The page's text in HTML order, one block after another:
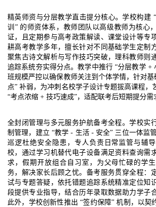
精英师资与分层教学直击提分核心。学校构建
训” 的师资体系，教师团队以高级教师为核心
证，且定期参与高考政策解读、课堂设计等专
耕高考教学多年，擅长针对不同基础学生定制
聚焦古诗文解析与写作技巧突破，理科教师则
追踪系统夯实得分点。教学中推行 “分层教学 +
班规模严控以确保教师关注到个体学情，针对
点” 补弱，为冲刺名校学子设计专题拔高课程，
“考点浓缩 + 技巧速成”，适配联考后短期提分需
全封闭管理与多元服务护航备考全程。学校实
制管理，建立 “教学 - 生活 - 安全” 三位一体监
巡逻杜绝安全隐患，专人负责日常监管与辅
校，通过学习机替代电子设备满足资料查询需
求，假期开放组合自习室，为父母忙碌的学
务，解决家长后顾之忧。备考服务贯穿全程：
试与专题答疑，依托错题追踪系统精准定位知
段提供专业指导，结合历年录取数据助力学子
此外，学校创新性推出 “签约保障” 机制，以契